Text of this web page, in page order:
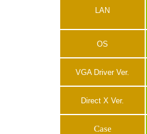
LAN
OS
VGA Driver Ver.
Direct X Ver.
Case